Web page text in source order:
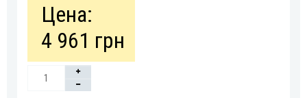
Цена:
4 961 грн